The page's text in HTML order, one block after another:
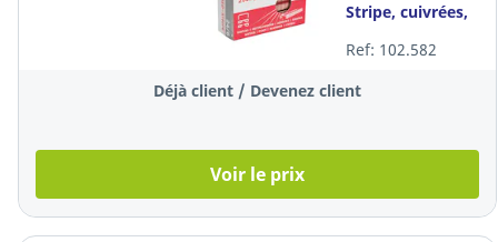
Stripe, cuivrées,
2.000 agrafes
Ref: 102.582
Déjà client / Devenez client
Voir le prix